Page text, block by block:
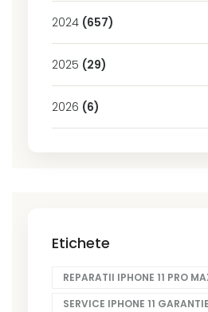
2024 (657)
2025 (29)
2026 (6)
Etichete
REPARATII IPHONE 11 PRO
SERVICE IPHONE 11 GARANTIE